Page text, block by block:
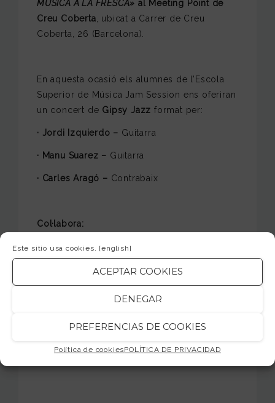
Este sitio usa cookies. [english]
ACEPTAR COOKIES
DENEGAR
PREFERENCIAS DE COOKIES
Política de cookiesPOLÍTICA DE PRIVACIDAD
MÚSICA A LA FRESCA» al Meeting Point de
Creu Coberta , ubicat a Carrer de Creu
Coberta, 26 (Barcelona).
En aquesta ocasió els alumnes de l’Escola
Superior de Música Jam Session ens oferiran
un concert de Gipsy Jazz format per:
· Jordi Izquierdo – Guitarra
· Manu Suarez – Guitarra
· Carles Aragó – Contrabaix
Col·labora:
· Meeting Point Creu Coberta
· Creu Coberta Shopping